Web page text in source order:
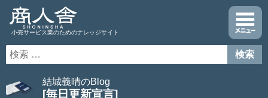
小売サービス業のためのナレッジサイト
結城義晴のBlog
[毎日更新宣言]